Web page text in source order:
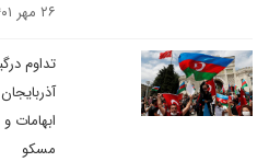
۲۶ مهر ۱۴۰۱
تداوم
ابهامات
مسکو